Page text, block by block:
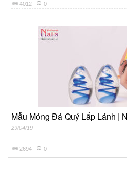
4012 0
Mẫu Móng Đá Quý Lấp Lánh |
29/04/19
2694 0